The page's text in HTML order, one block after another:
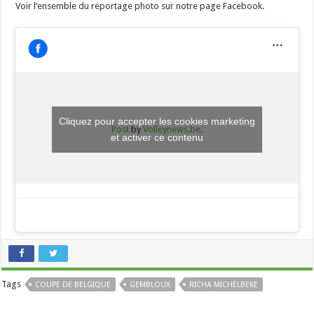
Voir l’ensemble du reportage photo sur notre page Facebook.
Postby Volleynews.be.
Cliquez pour accepter les cookies marketing
et activer ce contenu
Tags COUPE DE BELGIQUE GEMBLOUX RICHA MICHELBEKE